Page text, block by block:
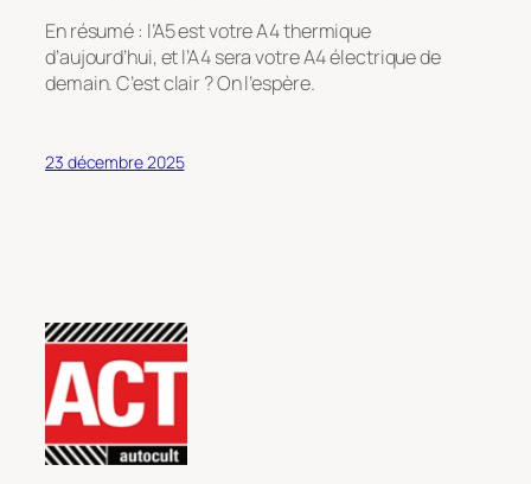
En résumé : l’A5 est votre A4 thermique
d’aujourd’hui, et l’A4 sera votre A4 électrique de
demain. C’est clair ? On l’espère.
23 décembre 2025